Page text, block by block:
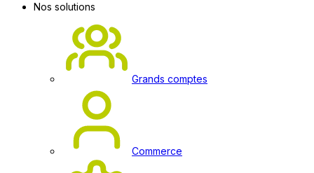
Nos solutions
Grands comptes
Commerce